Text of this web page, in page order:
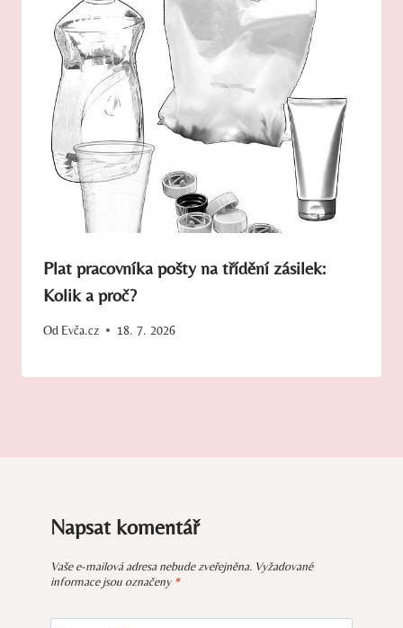
Plat pracovníka pošty na třídění zásilek:
Kolik a proč?
Od Evča.cz 18. 7. 2026
Napsat komentář
Vaše e-mailová adresa nebude zveřejněna. Vyžadované
informace jsou označeny *